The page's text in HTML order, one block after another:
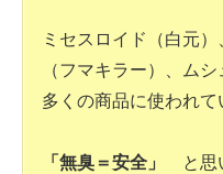
ミセスロイド（白元
（フマキラー）、ム
多くの商品に使われて
「無臭＝安全」
と思